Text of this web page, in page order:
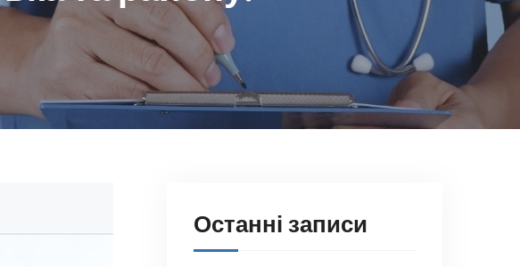
Останні записи